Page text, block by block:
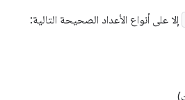
إلا على أنواع الأعداد الصحيحة التالية: